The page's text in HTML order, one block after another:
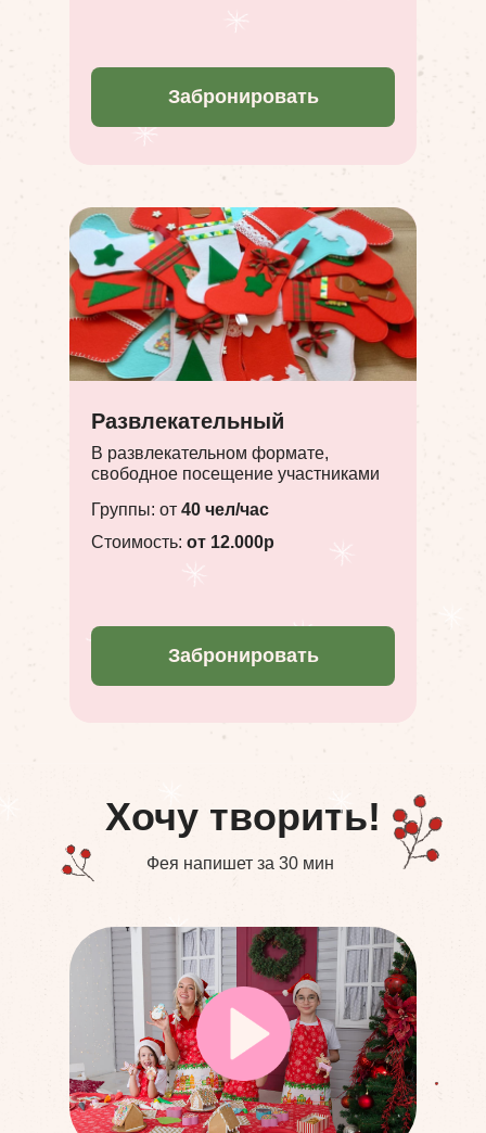
Забронировать
Забронировать
Развлекательный
Группы: от 40 чел/час
Стоимость: от 12.000р
В развлекательном формате,
свободное посещение участниками
Фея напишет за 30 мин
Хочу творить!
Оставить заявку